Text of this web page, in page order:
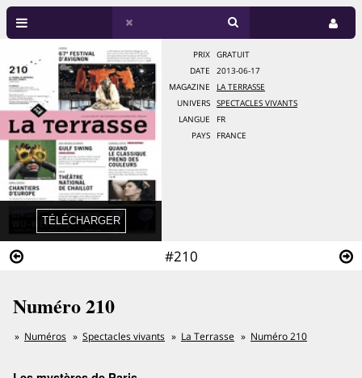
#210
PRIX
GRATUIT
DATE
2013-06-17
MAGAZINE
LA TERRASSE
UNIVERS
SPECTACLES VIVANTS
LANGUE
FR
PAYS
FRANCE
Numéro 210
Numéros Spectacles vivants La Terrasse Numéro 210